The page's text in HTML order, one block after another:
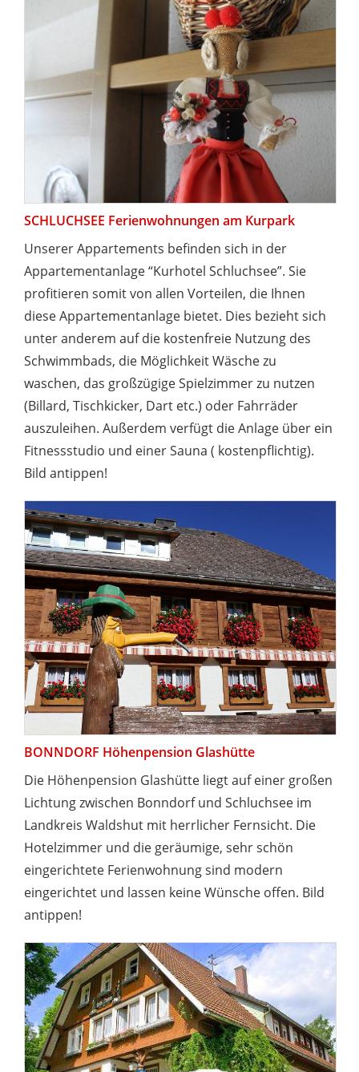
SCHLUCHSEE Ferienwohnungen am Kurpark
Unserer Appartements befinden sich in der
Appartementanlage “Kurhotel Schluchsee”. Sie
profitieren somit von allen Vorteilen, die Ihnen
diese Appartementanlage bietet. Dies bezieht sich
unter anderem auf die kostenfreie Nutzung des
Schwimmbads, die Möglichkeit Wäsche zu
waschen, das großzügige Spielzimmer zu nutzen
(Billard, Tischkicker, Dart etc.) oder Fahrräder
auszuleihen. Außerdem verfügt die Anlage über ein
Fitnessstudio und einer Sauna ( kostenpflichtig).
Bild antippen!
BONNDORF Höhenpension Glashütte
Die Höhenpension Glashütte liegt auf einer großen
Lichtung zwischen Bonndorf und Schluchsee im
Landkreis Waldshut mit herrlicher Fernsicht. Die
Hotelzimmer und die geräumige, sehr schön
eingerichtete Ferienwohnung sind modern
eingerichtet und lassen keine Wünsche offen. Bild
antippen!